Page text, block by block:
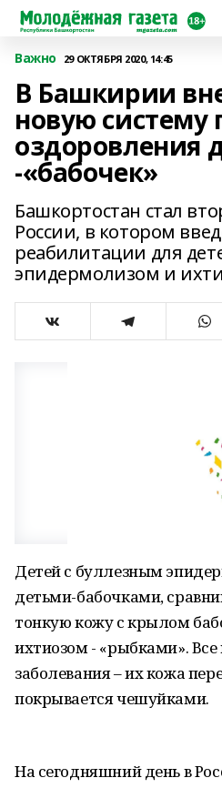
Важно 29 ОКТЯБРЯ 2020, 14:45
В Башкирии
новую
оздоровления
-«бабочек»
Башкортостан стал
России, в котором
реабилитации для
эпидермолизом и
Детей с буллезным
детьми-бабочками,
тонкую кожу с крылом
ихтиозом - «рыбками». Все
заболевания – их кожа
покрывается чешуйками.
На сегодняшний день в